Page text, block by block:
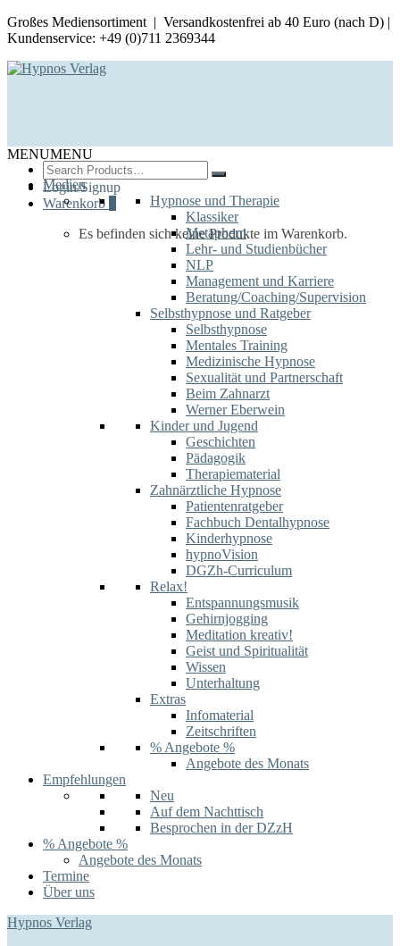
Großes Mediensortiment | Versandkostenfrei ab 40 Euro (nach D) |
Kundenservice: +49 (0)711 2369344
Search
for:
Login/Signup
Warenkorb
Es befinden sich keine Produkte im Warenkorb.
MENUMENU
Medien
Hypnose und Therapie
Klassiker
Metaphern
Lehr- und Studienbücher
NLP
Management und Karriere
Beratung/Coaching/Supervision
Selbsthypnose und Ratgeber
Selbsthypnose
Mentales Training
Medizinische Hypnose
Sexualität und Partnerschaft
Beim Zahnarzt
Werner Eberwein
Kinder und Jugend
Geschichten
Pädagogik
Therapiematerial
Zahnärztliche Hypnose
Patientenratgeber
Fachbuch Dentalhypnose
Kinderhypnose
hypnoVision
DGZh-Curriculum
Relax!
Entspannungsmusik
Gehirnjogging
Meditation kreativ!
Geist und Spiritualität
Wissen
Unterhaltung
Extras
Infomaterial
Zeitschriften
% Angebote %
Angebote des Monats
Empfehlungen
Neu
Auf dem Nachttisch
Besprochen in der DZzH
% Angebote %
Angebote des Monats
Termine
Über uns
Hypnos Verlag